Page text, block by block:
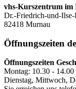
vhs-Kurszentrum im
Dr.-Friedrich-und-Ilse-
82418 Murnau
Öffnungszeiten
Öffnungszeiten
Montag: 10.30 - 14.00
Dienstag, Mittwoch,